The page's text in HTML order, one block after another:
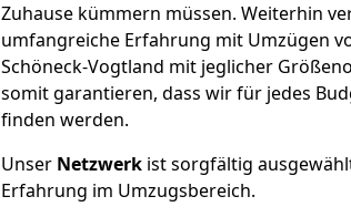
Zuhause kümmern müssen. Weiterhin
umfangreiche Erfahrung mit Umzügen
Schöneck-Vogtland mit jeglicher
somit garantieren, dass wir für jedes
finden werden.
Unser Netzwerk ist sorgfältig
Erfahrung im Umzugsbereich.